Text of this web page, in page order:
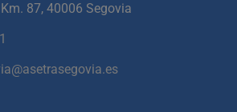
Km. 87,40006 Segovia